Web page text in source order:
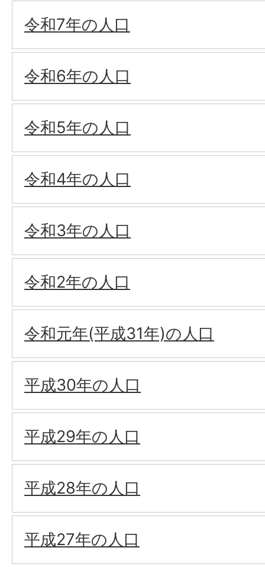
令和7年の人口
令和6年の人口
令和5年の人口
令和4年の人口
令和3年の人口
令和2年の人口
令和元年(平成31年)の人口
平成30年の人口
平成29年の人口
平成28年の人口
平成27年の人口